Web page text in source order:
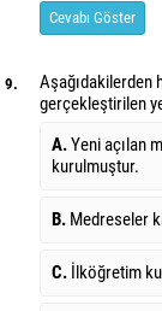
Cevabı Göster
9.
Aşağıdakilerden
gerçekleştirilen
A.Yeni açılan
kurulmuştur.
B. Medreseler
C. İlköğretim